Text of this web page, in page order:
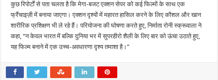
कुछ रिपोर्टों से पता चलता है कि मेगा-बजट एक्शन सेपर को कई फिल्मों के साथ एक
फ्रैंचाइज़ी में बनाया जाएगा। एक्शन दृश्यों में महारत हासिल करने के लिए कौशल और खान
शारीरिक प्रशिक्षण भी ले रहे हैं। परियोजना की घोषणा करते हुए, निर्माता रोनी स्क्रूवाला ने
कहा, “न केवल भारत में बल्कि दुनिया भर में सुपरहीरो शैली के लिए बार को ऊंचा उठाते हुए,
यह फिल्म बनाने में एक उच्च-अवधारणा दृश्य तमाशा है।”